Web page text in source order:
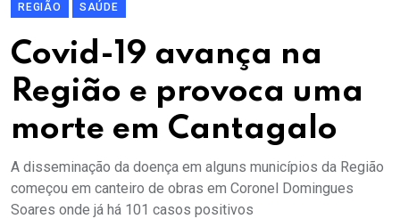
REGIÃO SAÚDE
Covid-19 avança na
Região e provoca uma
morte em Cantagalo
A disseminação da doença em alguns municípios da Região
começou em canteiro de obras em Coronel Domingues
Soares onde já há 101 casos positivos